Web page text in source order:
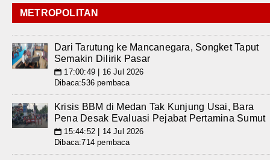
METROPOLITAN
Dari Tarutung ke Mancanegara, Songket Taput
Semakin Dilirik Pasar
📅 17:00:49 | 16 Jul 2026
Dibaca:536 pembaca
Krisis BBM di Medan Tak Kunjung Usai, Bara
Pena Desak Evaluasi Pejabat Pertamina Sumut
📅 15:44:52 | 14 Jul 2026
Dibaca:714 pembaca